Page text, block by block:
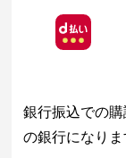
銀行振込での
の銀行になりま